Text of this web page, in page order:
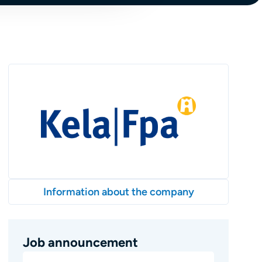
Information about the company
Job announcement